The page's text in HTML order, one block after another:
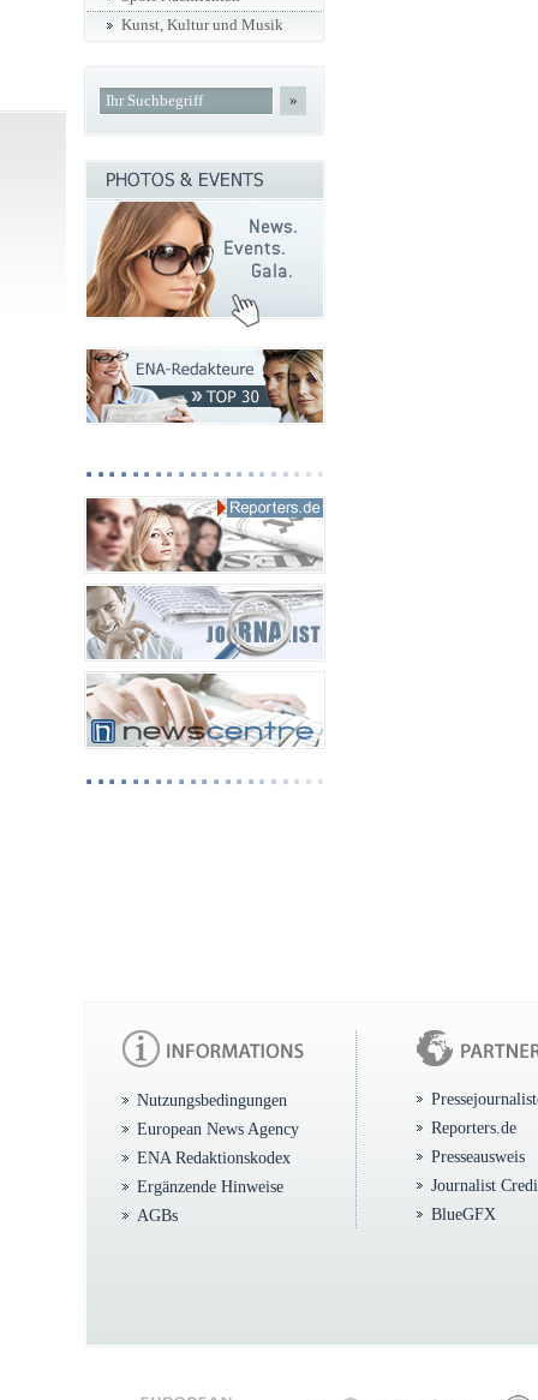
Kunst, Kultur und Musik
»
Nutzungsbedingungen
European News Agency
ENA Redaktionskodex
Ergänzende Hinweise
AGBs
Reporters.de
Presseausweis
Journalist
BlueGFX